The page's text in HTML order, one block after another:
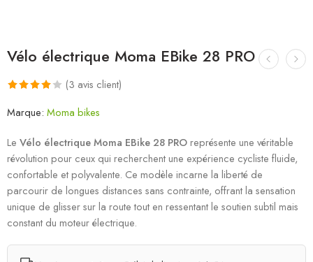
Vélo électrique Moma EBike 28 PRO
4.00sur
5 basé sur
notations
client
(3 avis client)
Marque: Moma bikes
Le Vélo électrique Moma EBike 28 PRO représente une véritable
révolution pour ceux qui recherchent une expérience cycliste fluide,
confortable et polyvalente. Ce modèle incarne la liberté de
parcourir de longues distances sans contrainte, offrant la sensation
unique de glisser sur la route tout en ressentant le soutien subtil mais
constant du moteur électrique.